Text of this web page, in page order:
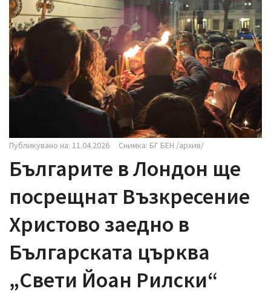
i
g
a
t
o
n
Публикувано на: 11.04.2026 Снимка: БГ БЕН /архив/
Българите в Лондон ще
посрещнат Възкресение
Христово заедно в
Българската църква
„Свети Йоан Рилски“